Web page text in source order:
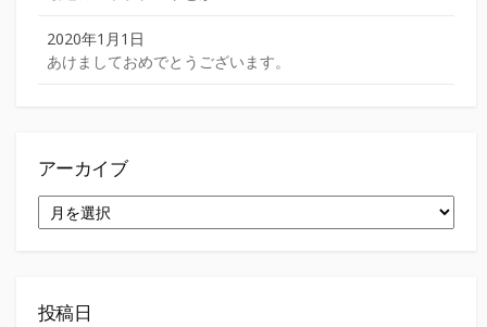
2020年1月1日
あけましておめでとうございます。
アーカイブ
ー
投稿日